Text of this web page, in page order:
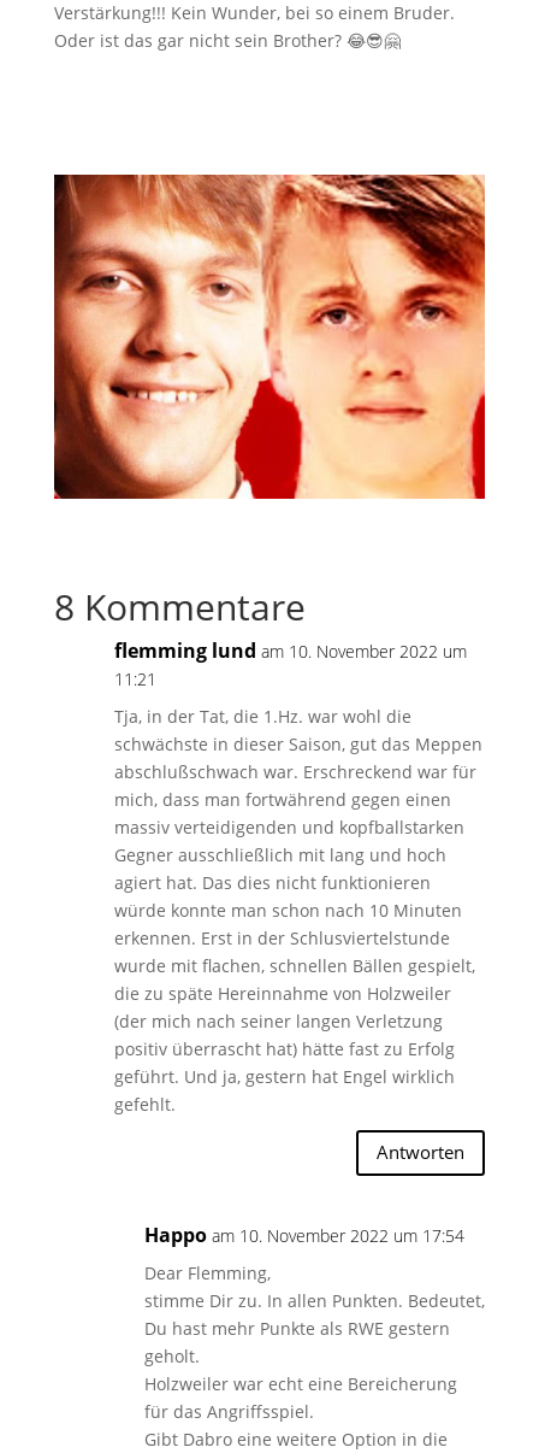
Verstärkung!!! Kein Wunder, bei so einem Bruder.
Oder ist das gar nicht sein Brother? 😂😎🤗
8 Kommentare
flemming lund am 10. November 2022 um
11:21
Tja, in der Tat, die 1.Hz. war wohl die
schwächste in dieser Saison, gut das Meppen
abschlußschwach war. Erschreckend war für
mich, dass man fortwährend gegen einen
massiv verteidigenden und kopfballstarken
Gegner ausschließlich mit lang und hoch
agiert hat. Das dies nicht funktionieren
würde konnte man schon nach 10 Minuten
erkennen. Erst in der Schlusviertelstunde
wurde mit flachen, schnellen Bällen gespielt,
die zu späte Hereinnahme von Holzweiler
(der mich nach seiner langen Verletzung
positiv überrascht hat) hätte fast zu Erfolg
geführt. Und ja, gestern hat Engel wirklich
gefehlt.
Antworten
Happo am 10. November 2022 um 17:54
Dear Flemming,
stimme Dir zu. In allen Punkten. Bedeutet,
Du hast mehr Punkte als RWE gestern
geholt.
Holzweiler war echt eine Bereicherung
für das Angriffsspiel.
Gibt Dabro eine weitere Option in die